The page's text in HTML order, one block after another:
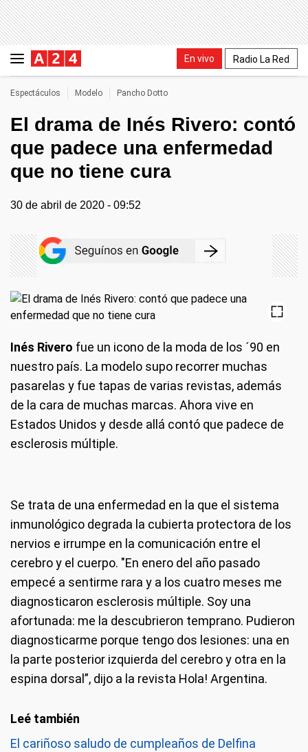
En vivo Radio La Red
Espectáculos Modelo Pancho Dotto
El drama de Inés Rivero: contó
que padece una enfermedad
que no tiene cura
30 de abril de 2020 - 09:52
Inés Rivero fue un icono de la moda de los ´90 en
nuestro país. La modelo supo recorrer muchas
pasarelas y fue tapas de varias revistas, además
de la cara de muchas marcas. Ahora vive en
Estados Unidos y desde allá contó que padece de
esclerosis múltiple.
Se trata de una enfermedad en la que el sistema
inmunológico degrada la cubierta protectora de los
nervios e irrumpe en la comunicación entre el
cerebro y el cuerpo. "En enero del año pasado
empecé a sentirme rara y a los cuatro meses me
diagnosticaron esclerosis múltiple. Soy una
afortunada: me la descubrieron temprano. Pudieron
diagnosticarme porque tengo dos lesiones: una en
la parte posterior izquierda del cerebro y otra en la
espina dorsal”, dijo a la revista Hola! Argentina.
El cariñoso saludo de cumpleaños de Delfina